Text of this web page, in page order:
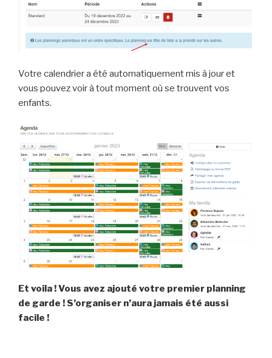
Votre calendrier a été automatiquement mis à jour et
vous pouvez voir à tout moment où se trouvent vos
enfants.
Et voila ! Vous avez ajouté votre premier planning
de garde ! S’organiser n’aura jamais été aussi
facile !